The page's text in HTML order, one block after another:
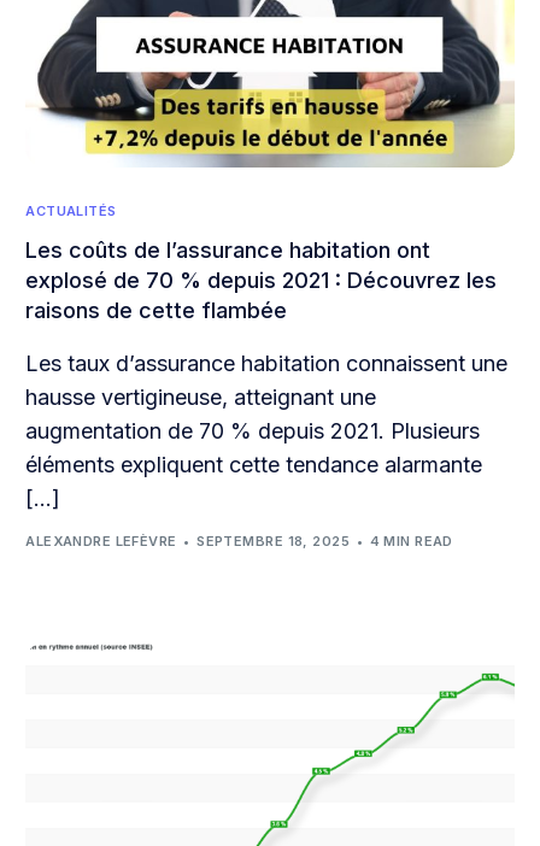
ACTUALITÉS
Les coûts de l’assurance habitation ont
explosé de 70 % depuis 2021 : Découvrez les
raisons de cette flambée
Les taux d’assurance habitation connaissent une
hausse vertigineuse, atteignant une
augmentation de 70 % depuis 2021. Plusieurs
éléments expliquent cette tendance alarmante
[…]
ALEXANDRE LEFÈVRE SEPTEMBRE 18, 2025 4 MIN READ